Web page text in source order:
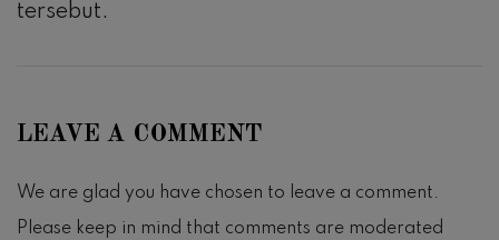
tersebut.
LEAVE A COMMENT
We are glad you have chosen to leave a comment.
Please keep in mind that comments are moderated